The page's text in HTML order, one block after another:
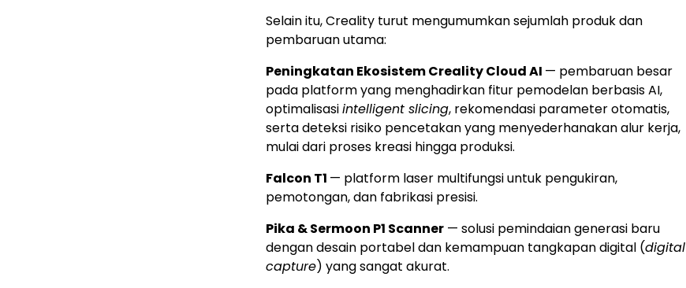
Selain itu, Creality turut mengumumkan sejumlah produk dan
pembaruan utama:
Peningkatan Ekosistem Creality Cloud AI — pembaruan besar
pada platform yang menghadirkan fitur pemodelan berbasis AI,
optimalisasiintelligent slicing, rekomendasi parameter otomatis,
serta deteksi risiko pencetakan yang menyederhanakan alur kerja,
mulai dari proses kreasi hingga produksi.
Falcon T1 — platform laser multifungsi untuk pengukiran,
pemotongan, dan fabrikasi presisi.
Pika & Sermoon P1 Scanner — solusi pemindaian generasi baru
dengan desain portabel dan kemampuan tangkapan digital (digital
capture) yang sangat akurat.